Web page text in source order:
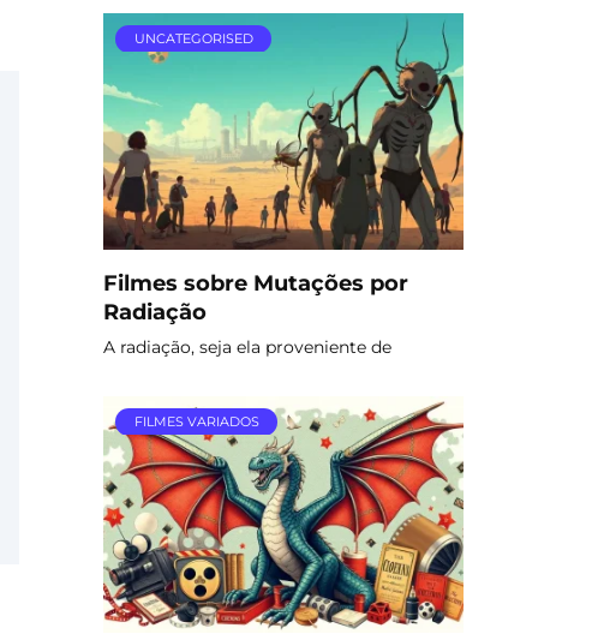
UNCATEGORISED
Filmes sobre Mutações por
Radiação
A radiação, seja ela proveniente de
FILMES VARIADOS